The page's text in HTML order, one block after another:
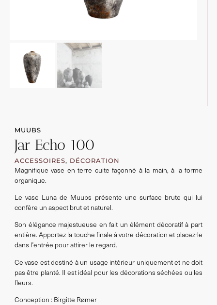
MUUBS
Jar Echo 100
ACCESSOIRES, DÉCORATION
Magnifique vase en terre cuite façonné à la main, à la forme
organique.
Le vase Luna de Muubs présente une surface brute qui lui
confère un aspect brut et naturel.
Son élégance majestueuse en fait un élément décoratif à part
entière. Apportez la touche finale à votre décoration et placez-le
dans l’entrée pour attirer le regard.
Ce vase est destiné à un usage intérieur uniquement et ne doit
pas être planté. Il est idéal pour les décorations séchées ou les
fleurs.
Conception : Birgitte Rømer